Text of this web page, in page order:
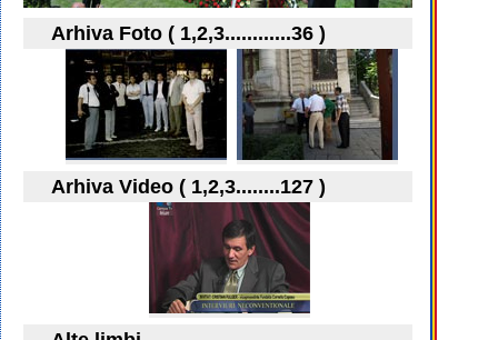
Arhiva Foto ( 1,2,3............36 )
Arhiva Video ( 1,2,3........127 )